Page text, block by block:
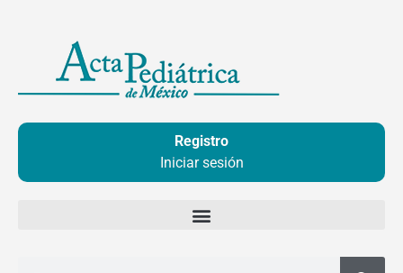
contenido
Registro
Iniciar sesión